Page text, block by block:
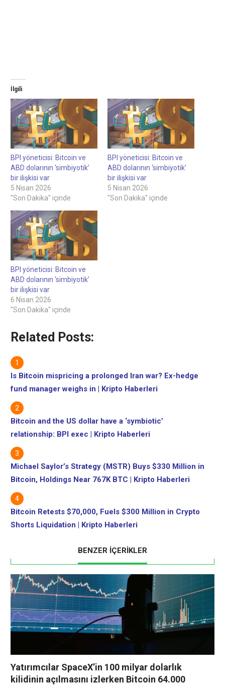
İlgili
BPI yöneticisi: Bitcoin ve
ABD dolarının ‘simbiyotik’
bir ilişkisi var
5 Nisan 2026
"Son Dakika" içinde
BPI yöneticisi: Bitcoin ve
ABD dolarının ‘simbiyotik’
bir ilişkisi var
5 Nisan 2026
"Son Dakika" içinde
BPI yöneticisi: Bitcoin ve
ABD dolarının ‘simbiyotik’
bir ilişkisi var
6 Nisan 2026
"Son Dakika" içinde
Related Posts:
Is Bitcoin mispricing a prolonged Iran war? Ex-hedge
fund manager weighs in | Kripto Haberleri
Bitcoin and the US dollar have a ‘symbiotic’
relationship: BPI exec | Kripto Haberleri
Michael Saylor’s Strategy (MSTR) Buys $330 Million in
Bitcoin, Holdings Near 767K BTC | Kripto Haberleri
Bitcoin Retests $70,000, Fuels $300 Million in Crypto
Shorts Liquidation | Kripto Haberleri
BENZER İÇERİKLER
Yatırımcılar SpaceX’in 100 milyar dolarlık
kilidinin açılmasını izlerken Bitcoin 64.000